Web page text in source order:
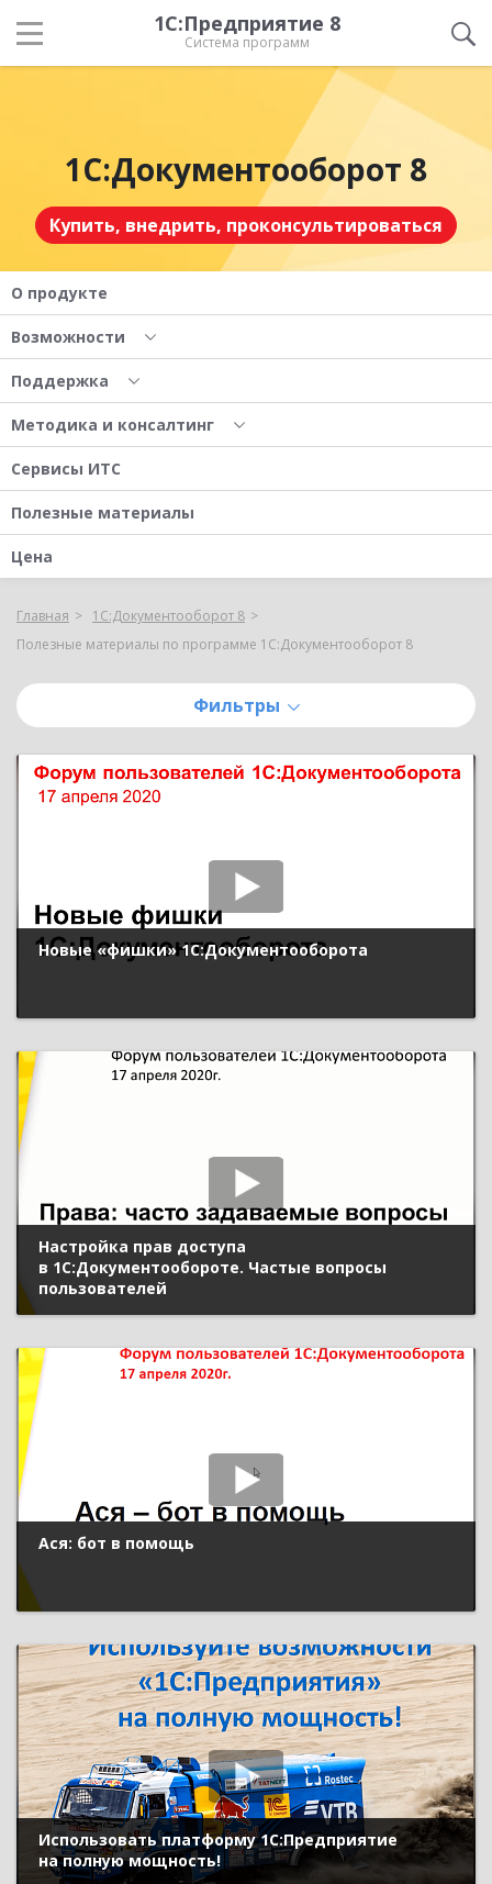
1С:Предприятие 8
Система программ
1С:Документооборот 8
Купить, внедрить, проконсультироваться
О продукте
Возможности
Поддержка
Методика и консалтинг
Сервисы ИТС
Полезные материалы
Цена
Главная
1С:Документооборот 8
Полезные материалы по программе 1С:Документооборот 8
Фильтры
Новые «фишки» 1С:Документооборота
Настройка прав доступа
в 1С:Документообороте. Частые вопросы
пользователей
Ася: бот в помощь
Использовать платформу 1С:Предприятие
на полную мощность!